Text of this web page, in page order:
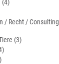
(4)
/ Recht / Consulting
(3)